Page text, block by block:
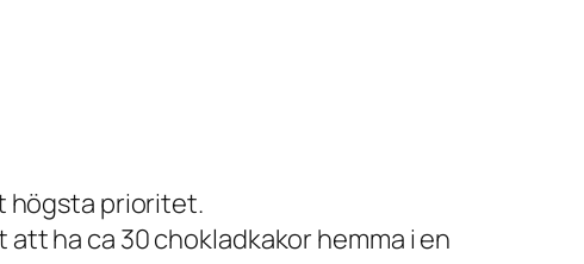
högsta prioritet.
ha ca 30 chokladkakor hemma i en